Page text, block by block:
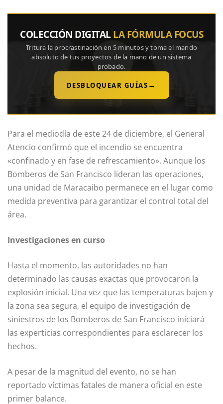
COLECCIÓN DIGITAL LA FÓRMULA FOCUS
Tritura la procrastinación en 5 minutos y toma el mando
absoluto de tus proyectos de la mano de un sistema
probado.
DESBLOQUEAR GUÍAS →
Para el mediodía de este 24 de diciembre, el General
Atencio confirmó que el incendio se encuentra
«confinado y en fase de refrescamiento». Aunque los
Bomberos de San Francisco lideran las operaciones,
una unidad de Maracaibo permanece en el lugar como
medida preventiva para garantizar el control total del
área.
Investigaciones en curso
Hasta el momento, las autoridades no han
determinado las causas exactas que provocaron la
explosión inicial. Una vez que las temperaturas bajen y
la zona sea segura, el equipo de investigación de
siniestros de los Bomberos de San Francisco iniciará
las experticias correspondientes para esclarecer los
hechos.
A pesar de la magnitud del evento, no se han
reportado víctimas fatales de manera oficial en este
primer balance.